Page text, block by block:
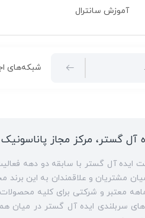
آموزش سانترال
شبکه‌های
آل گستر، مرکز مجاز پاناسونیک
و علاقمندان به این برند محبوب ژاپنی تبدیل شده است. ارائه مشاوره‌های قبل